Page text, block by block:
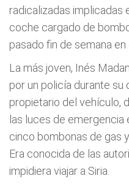
radicalizadas implicadas
coche cargado de
pasado fin de semana
La más joven, Inés
por un policía durante su
propietario del vehículo,
las luces de
cinco bombonas de gas
Era conocida de las
impidiera viajar a Siria.